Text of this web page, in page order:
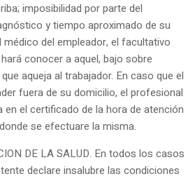
imposibilidad por parte del
y tiempo aproximado de su
del empleador, el facultativo
conocer a aquel, bajo sobre
aqueja al trabajador. En caso que el
fuera de su domicilio, el profesional
en el certificado de la hora de atención
se efectuare la misma.
DE LA SALUD. En todos los casos
declare insalubre las condiciones